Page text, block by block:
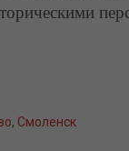
, Смоленск